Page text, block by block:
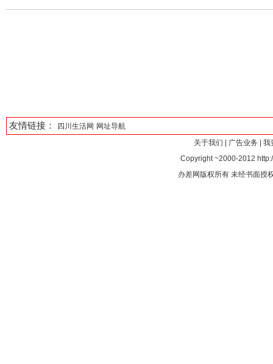
友情链接： 四川生活网 网址导航
关于我们
广告业务
我
Copyright ~2000-2012
办差网版权所有 未经书面授